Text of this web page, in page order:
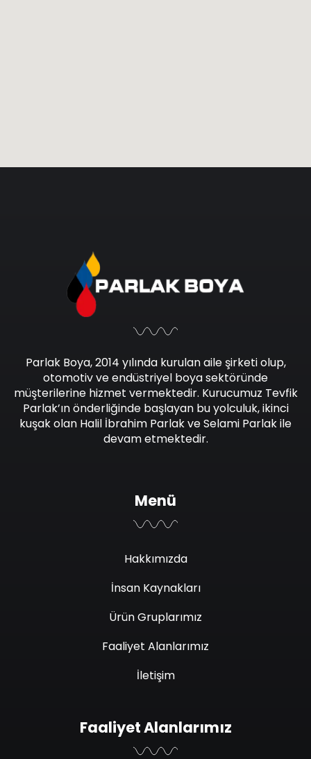
Parlak Boya, 2014 yılında kurulan aile şirketi olup,
otomotiv ve endüstriyel boya sektöründe
müşterilerine hizmet vermektedir. Kurucumuz Tevfik
Parlak’ın önderliğinde başlayan bu yolculuk, ikinci
kuşak olan Halil İbrahim Parlak ve Selami Parlak ile
devam etmektedir.
Menü
Hakkımızda
İnsan Kaynakları
Ürün Gruplarımız
Faaliyet Alanlarımız
İletişim
Faaliyet Alanlarımız